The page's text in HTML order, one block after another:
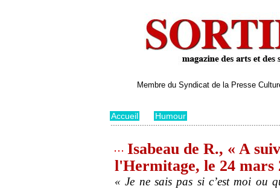
Membre du Syndicat de la Presse
Accueil Humour
Isabeau de R., « A
l'Hermitage, le 24 mars
« Je ne sais pas si c’est moi ou